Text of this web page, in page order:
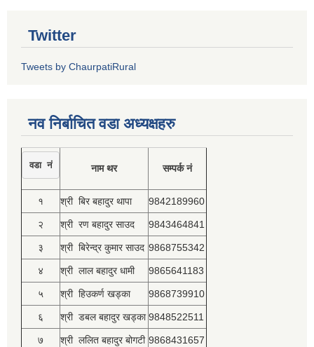
Twitter
Tweets by ChaurpatiRural
नव निर्बाचित वडा अध्यक्षहरु
वडा नं नाम थर सम्पर्क नं
१ श्री बिर बहादुर थापा 9842189960
२ श्री रण बहादुर साउद 9843464841
३ श्री बिरेन्द्र कुमार साउद 9868755342
४ श्री लाल बहादुर धामी 9865641183
५ श्री हिउकर्ण खड्का 9868739910
६ श्री डबल बहादुर खड्का 9848522511
७ श्री ललित बहादुर बोगटी 9868431657